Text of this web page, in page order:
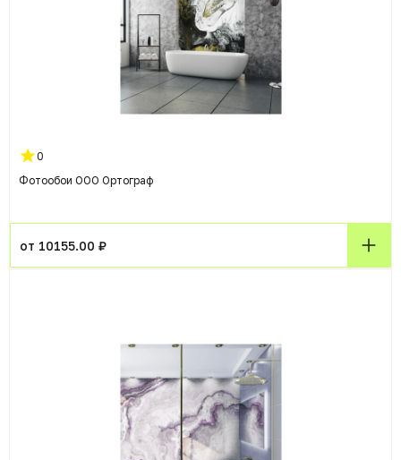
0
Фотообои ООО Ортограф
от 10155.00 ₽